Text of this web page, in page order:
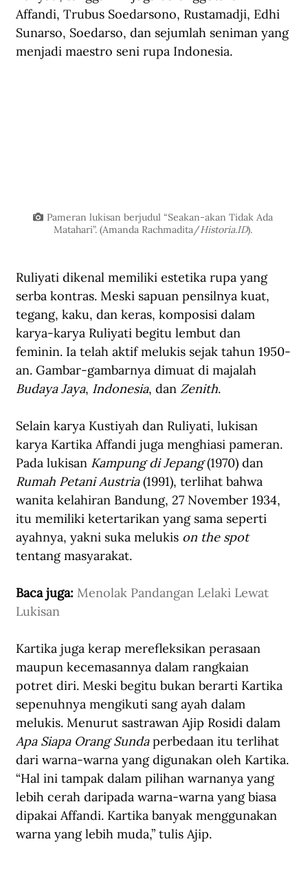
Affandi, Trubus Soedarsono, Rustamadji, Edhi
Sunarso, Soedarso, dan sejumlah seniman yang
menjadi maestro seni rupa Indonesia.
Pameran lukisan berjudul “Seakan-akan Tidak Ada
Matahari”. (Amanda Rachmadita/Historia.ID).
Ruliyati dikenal memiliki estetika rupa yang
serba kontras. Meski sapuan pensilnya kuat,
tegang, kaku, dan keras, komposisi dalam
karya-karya Ruliyati begitu lembut dan
feminin. Ia telah aktif melukis sejak tahun 1950-
an. Gambar-gambarnya dimuat di majalah
Budaya Jaya, Indonesia, dan Zenith.
Selain karya Kustiyah dan Ruliyati, lukisan
karya Kartika Affandi juga menghiasi pameran.
Pada lukisan Kampung di Jepang (1970) dan
Rumah Petani Austria (1991), terlihat bahwa
wanita kelahiran Bandung, 27 November 1934,
itu memiliki ketertarikan yang sama seperti
ayahnya, yakni suka melukis on the spot
tentang masyarakat.
Baca juga: Menolak Pandangan Lelaki Lewat
Lukisan
Kartika juga kerap merefleksikan perasaan
maupun kecemasannya dalam rangkaian
potret diri. Meski begitu bukan berarti Kartika
sepenuhnya mengikuti sang ayah dalam
melukis. Menurut sastrawan Ajip Rosidi dalam
Apa Siapa Orang Sunda perbedaan itu terlihat
dari warna-warna yang digunakan oleh Kartika.
“Hal ini tampak dalam pilihan warnanya yang
lebih cerah daripada warna-warna yang biasa
dipakai Affandi. Kartika banyak menggunakan
warna yang lebih muda,” tulis Ajip.